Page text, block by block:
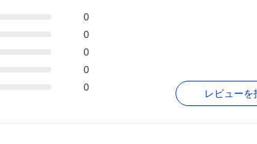
0
0
0
0
0
レビューを